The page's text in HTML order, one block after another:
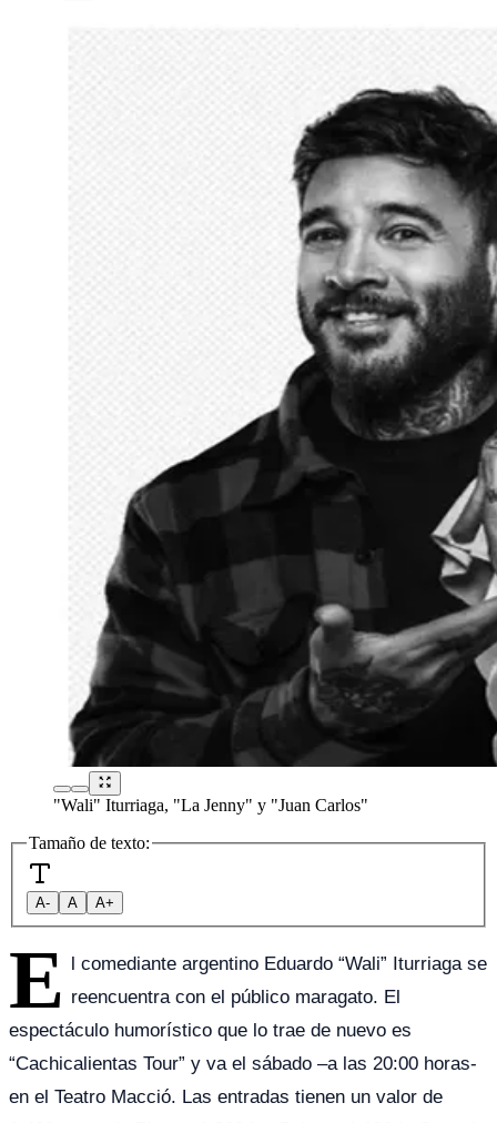
"Wali" Iturriaga, "La Jenny" y "Juan Carlos"
Tamaño de texto:
A- A A+
E l comediante argentino Eduardo “Wali” Iturriaga se
reencuentra con el público maragato. El
espectáculo humorístico que lo trae de nuevo es
“Cachicalientas Tour” y va el sábado –a las 20:00 horas-
en el Teatro Macció. Las entradas tienen un valor de